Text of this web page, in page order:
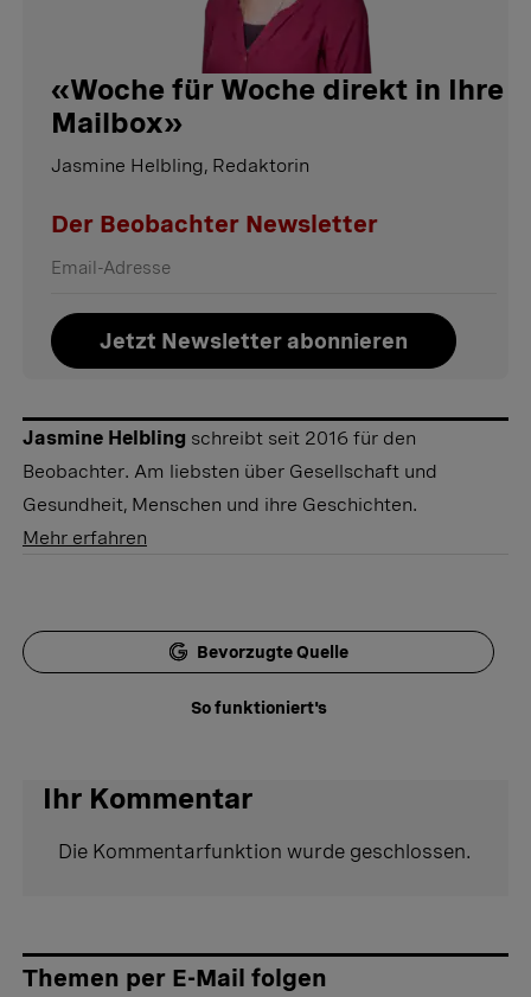
«Woche für Woche direkt in Ihre
Mailbox»
Jasmine Helbling, Redaktorin
Der Beobachter Newsletter
Jetzt Newsletter abonnieren
Jasmine Helbling schreibt seit 2016 für den
Beobachter. Am liebsten über Gesellschaft und
Gesundheit, Menschen und ihre Geschichten.
Mehr erfahren
Bevorzugte Quelle
So funktioniert's
Ihr Kommentar
Die Kommentarfunktion wurde geschlossen.
Themen per E-Mail folgen